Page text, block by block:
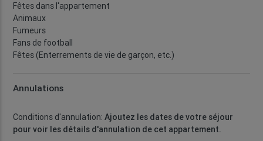
Fêtes dans l'appartement
Animaux
Fumeurs
Fans de football
Fêtes (Enterrements de vie de garçon, etc.)
Annulations
Conditions d'annulation:Ajoutez les dates de votre séjour
pour voir les détails d'annulation de cet appartement.